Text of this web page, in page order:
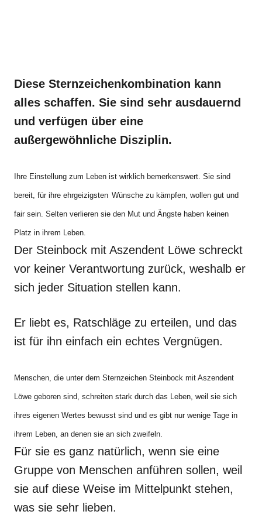
Diese Sternzeichenkombination kann
alles schaffen. Sie sind sehr ausdauernd
und verfügen über eine
außergewöhnliche Disziplin.
Ihre Einstellung zum Leben ist wirklich bemerkenswert. Sie sind
bereit, für ihre ehrgeizigsten Wünsche zu kämpfen, wollen gut und
fair sein. Selten verlieren sie den Mut und Ängste haben keinen
Platz in ihrem Leben.
Der Steinbock mit Aszendent Löwe schreckt
vor keiner Verantwortung zurück, weshalb er
sich jeder Situation stellen kann.
Er liebt es, Ratschläge zu erteilen, und das
ist für ihn einfach ein echtes Vergnügen.
Menschen, die unter dem Sternzeichen Steinbock mit Aszendent
Löwe geboren sind, schreiten stark durch das Leben, weil sie sich
ihres eigenen Wertes bewusst sind und es gibt nur wenige Tage in
ihrem Leben, an denen sie an sich zweifeln.
Für sie es ganz natürlich, wenn sie eine
Gruppe von Menschen anführen sollen, weil
sie auf diese Weise im Mittelpunkt stehen,
was sie sehr lieben.